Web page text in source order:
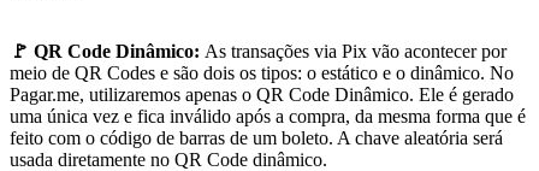
🚩 QR Code Dinâmico: As transações via Pix vão acontecer por
meio de QR Codes e são dois os tipos: o estático e o dinâmico. No
Pagar.me, utilizaremos apenas o QR Code Dinâmico. Ele é gerado
uma única vez e fica inválido após a compra, da mesma forma que é
feito com o código de barras de um boleto. A chave aleatória será
usada diretamente no QR Code dinâmico.